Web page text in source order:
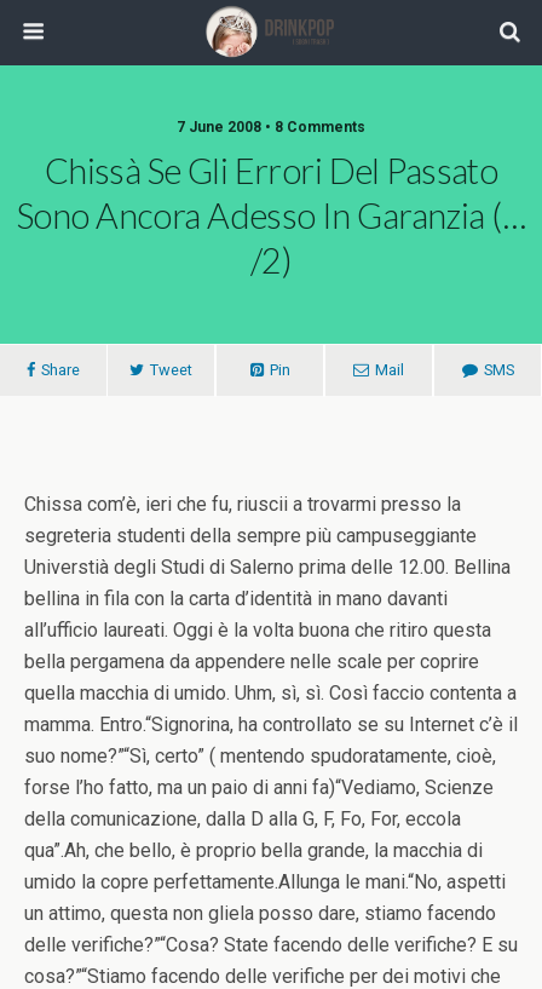
7 June 2008 • 8 Comments
Chissà Se Gli Errori Del Passato
Sono Ancora Adesso In Garanzia (…
/2)
Share Tweet Pin Mail SMS
Chissa com’è, ieri che fu, riuscii a trovarmi presso la
segreteria studenti della sempre più campuseggiante
Universtià degli Studi di Salerno prima delle 12.00. Bellina
bellina in fila con la carta d’identità in mano davanti
all’ufficio laureati. Oggi è la volta buona che ritiro questa
bella pergamena da appendere nelle scale per coprire
quella macchia di umido. Uhm, sì, sì. Così faccio contenta a
mamma. Entro.“Signorina, ha controllato se su Internet c’è il
suo nome?”“Sì, certo” ( mentendo spudoratamente, cioè,
forse l’ho fatto, ma un paio di anni fa)“Vediamo, Scienze
della comunicazione, dalla D alla G, F, Fo, For, eccola
qua”.Ah, che bello, è proprio bella grande, la macchia di
umido la copre perfettamente.Allunga le mani.“No, aspetti
un attimo, questa non gliela posso dare, stiamo facendo
delle verifiche?”“Cosa? State facendo delle verifiche? E su
cosa?”“Stiamo facendo delle verifiche per dei motivi che